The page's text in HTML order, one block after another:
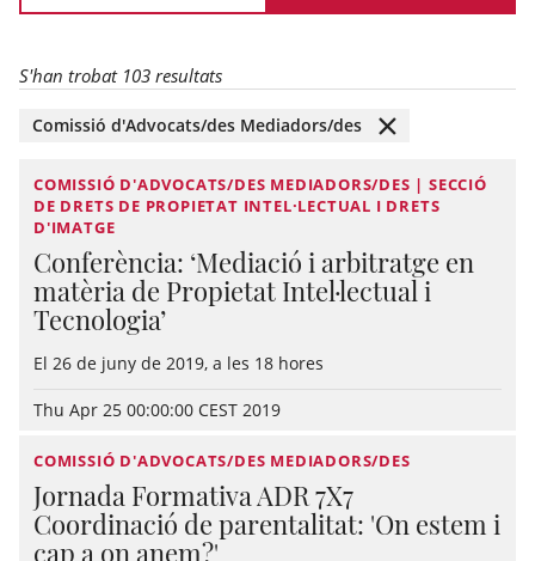
S'han trobat 103 resultats
Comissió d'Advocats/des Mediadors/des
COMISSIÓ D'ADVOCATS/DES MEDIADORS/DES | SECCIÓ
DE DRETS DE PROPIETAT INTEL·LECTUAL I DRETS
D'IMATGE
Conferència: ‘Mediació i arbitratge en
matèria de Propietat Intel·lectual i
Tecnologia’
El 26 de juny de 2019, a les 18 hores
Thu Apr 25 00:00:00 CEST 2019
COMISSIÓ D'ADVOCATS/DES MEDIADORS/DES
Jornada Formativa ADR 7X7
Coordinació de parentalitat: 'On estem i
cap a on anem?'